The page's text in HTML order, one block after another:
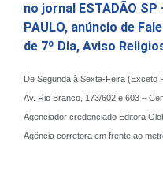
no jornal ESTADÃO SP
PAULO, anúncio de
de 7º Dia, Aviso
De Segunda à Sexta-Feira (Exceto
Av. Rio Branco, 173/602 e 603 –
Agenciador credenciado Editora
Agência corretora em frente ao